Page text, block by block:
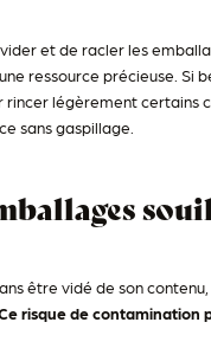
et de racler les
ressource précieuse. Si
légèrement certains
sans gaspillage​.
être vidé de son
risque de contamination